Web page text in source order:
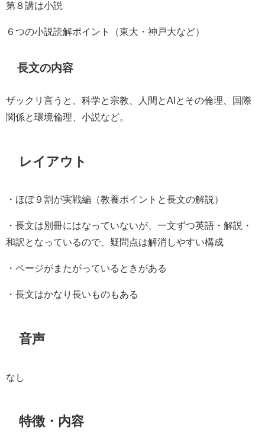
第８講は小説
６つの小説読解ポイント（東大・神戸大など）
長文の内容
ザックリ言うと、科学と宗教、人間とAIとその倫理、国際
関係と環境倫理、小説など。
レイアウト
・ほぼ９割が実戦編（教養ポイントと長文の解説）
・長文は別冊にはなっていないが、一文ずつ英語・解説・
和訳となっているので、疑問点は解消しやすい構成
・ページがまたがっているときがある
・長文はかなり長いものもある
音声
なし
特徴・内容